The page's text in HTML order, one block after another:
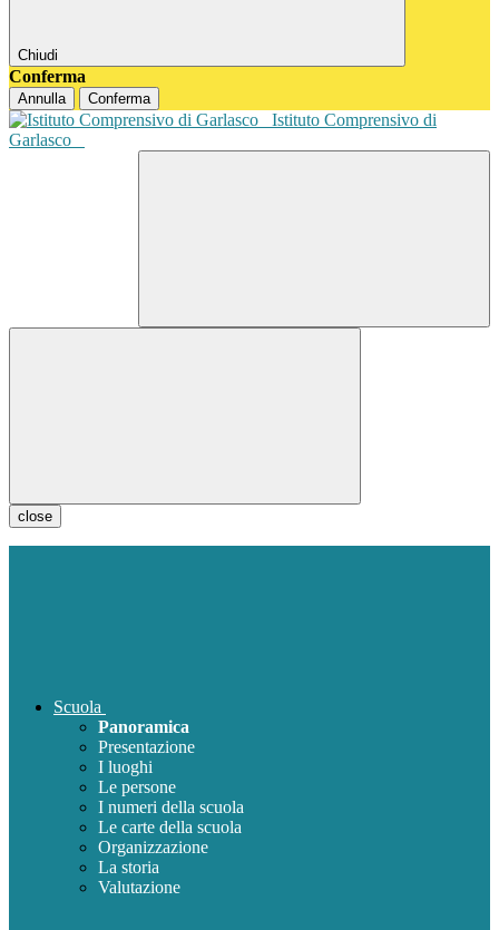
Chiudi
Conferma
Annulla Conferma
Istituto Comprensivo di
Garlasco
close
Scuola
Panoramica
Presentazione
I luoghi
Le persone
I numeri della scuola
Le carte della scuola
Organizzazione
La storia
Valutazione